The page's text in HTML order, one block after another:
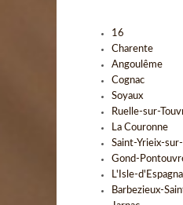
16
Charente
Angoulême
Cognac
Soyaux
Ruelle-sur-
La Couronne
Saint-Yrieix-
Gond-
L'Isle-
Barbezieux-